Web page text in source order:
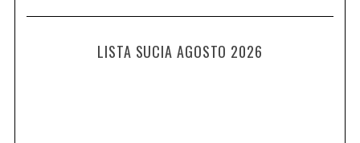
LISTA SUCIA AGOSTO 2026